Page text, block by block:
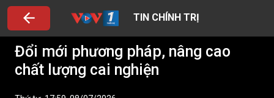
TIN CHÍNH TRỊ
Đổi mới phương pháp, nâng cao
chất lượng cai nghiện